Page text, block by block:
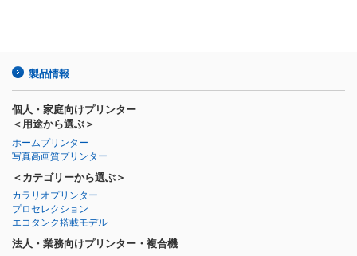
製品情報
個人・家庭向けプリンター
＜用途から選ぶ＞
ホームプリンター
写真高画質プリンター
＜カテゴリーから選ぶ＞
カラリオプリンター
プロセレクション
エコタンク搭載モデル
法人・業務向けプリンター・複合機